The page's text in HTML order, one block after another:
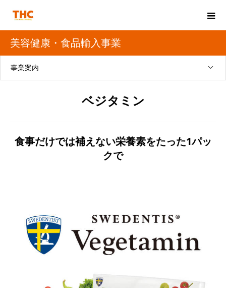
美容健康・食品輸入事業
事業案内
ベジタミン
食事だけでは補えない栄養素をたった1パッ
クで